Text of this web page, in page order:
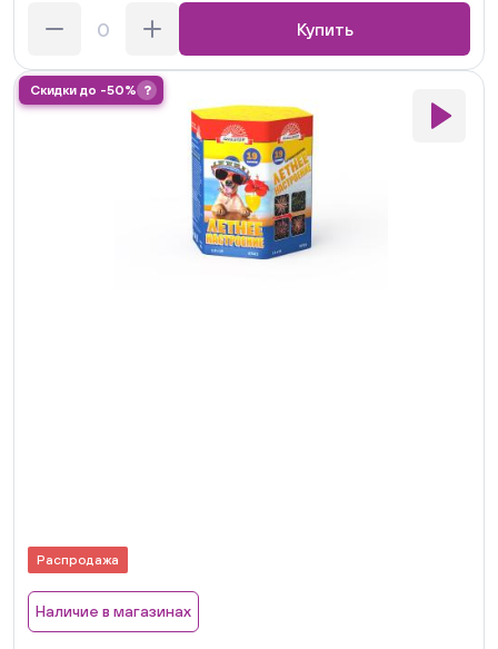
Купить
Скидки до -50% ?
Распродажа
Наличие в магазинах